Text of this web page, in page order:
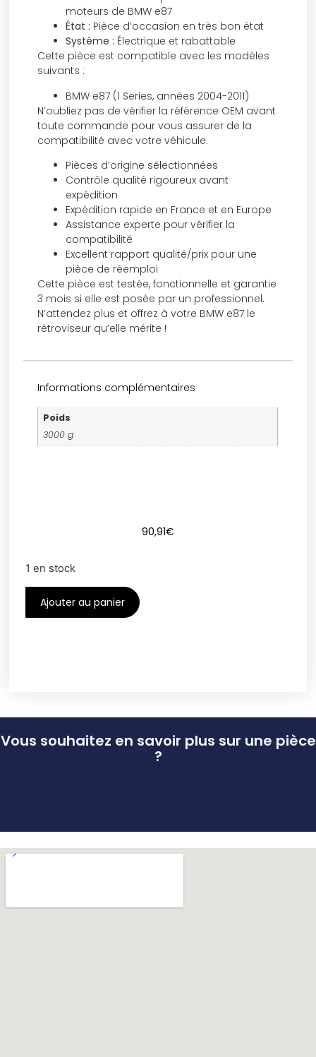
moteurs de BMW e87
État : Pièce d’occasion en très bon état
Système : Électrique et rabattable
Cette pièce est compatible avec les modèles
suivants :
BMW e87 (1 Series, années 2004-2011)
N’oubliez pas de vérifier la référence OEM avant
toute commande pour vous assurer de la
compatibilité avec votre véhicule.
Pièces d’origine sélectionnées
Contrôle qualité rigoureux avant
expédition
Expédition rapide en France et en Europe
Assistance experte pour vérifier la
compatibilité
Excellent rapport qualité/prix pour une
pièce de réemploi
Cette pièce est testée, fonctionnelle et garantie
3 mois si elle est posée par un professionnel.
N’attendez plus et offrez à votre BMW e87 le
rétroviseur qu’elle mérite !
Informations complémentaires
Poids
3000 g
90,91€
1 en stock
Ajouter au panier
Vous souhaitez en savoir plus sur une pièce
?